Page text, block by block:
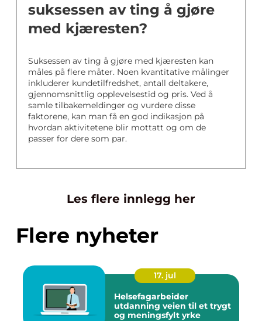
suksessen av ting å gjøre
med kjæresten?
Suksessen av ting å gjøre med kjæresten kan
måles på flere måter. Noen kvantitative målinger
inkluderer kundetilfredshet, antall deltakere,
gjennomsnittlig opplevelsestid og pris. Ved å
samle tilbakemeldinger og vurdere disse
faktorene, kan man få en god indikasjon på
hvordan aktivitetene blir mottatt og om de
passer for dere som par.
Les flere innlegg her
Flere nyheter
17. jul
Helsefagarbeider
utdanning veien til et trygt
og meningsfylt yrke